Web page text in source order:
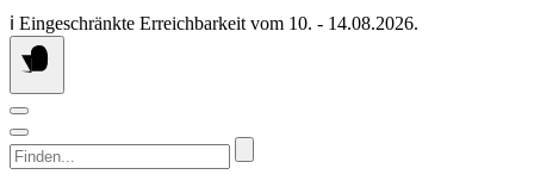
Springen
Sie
zum
ℹ️ Eingeschränkte Erreichbarkeit vom 10. - 14.08.2026.
Finden...